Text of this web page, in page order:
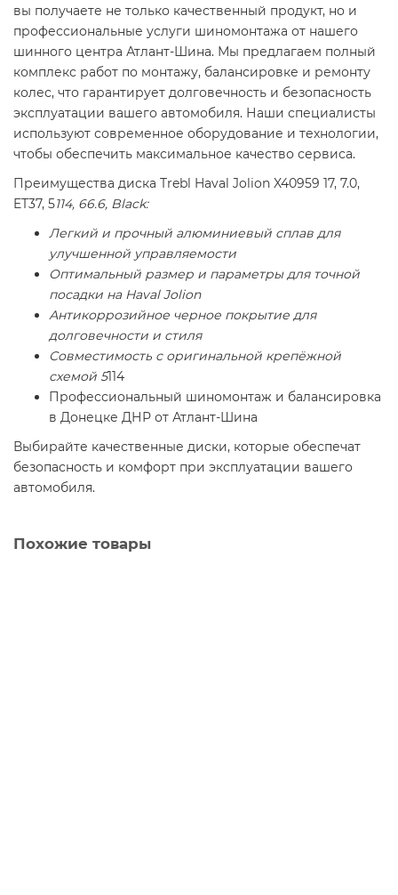
вы получаете не только качественный продукт, но и
профессиональные услуги шиномонтажа от нашего
шинного центра Атлант-Шина. Мы предлагаем полный
комплекс работ по монтажу, балансировке и ремонту
колес, что гарантирует долговечность и безопасность
эксплуатации вашего автомобиля. Наши специалисты
используют современное оборудование и технологии,
чтобы обеспечить максимальное качество сервиса.
Преимущества диска Trebl Haval Jolion X40959 17, 7.0,
ET37, 5114, 66.6, Black:
Легкий и прочный алюминиевый сплав для
улучшенной управляемости
Оптимальный размер и параметры для точной
посадки на Haval Jolion
Антикоррозийное черное покрытие для
долговечности и стиля
Совместимость с оригинальной крепёжной
схемой 5114
Профессиональный шиномонтаж и балансировка
в Донецке ДНР от Атлант-Шина
Выбирайте качественные диски, которые обеспечат
безопасность и комфорт при эксплуатации вашего
автомобиля.
Похожие товары